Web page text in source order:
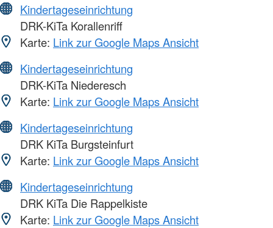
Kindertageseinrichtung
DRK-KiTa Korallenriff
Karte: Link zur Google Maps Ansicht
Kindertageseinrichtung
DRK-KiTa Niederesch
Karte: Link zur Google Maps Ansicht
Kindertageseinrichtung
DRK KiTa Burgsteinfurt
Karte: Link zur Google Maps Ansicht
Kindertageseinrichtung
DRK KiTa Die Rappelkiste
Karte: Link zur Google Maps Ansicht